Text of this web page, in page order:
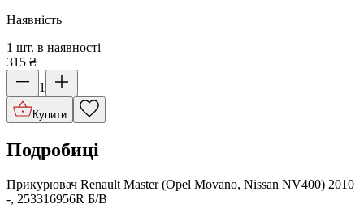
Наявність
1 шт. в наявності
315 ₴
1
Купити
Подробиці
Прикурювач Renault Master (Opel Movano, Nissan NV400) 2010
-, 253316956R Б/В